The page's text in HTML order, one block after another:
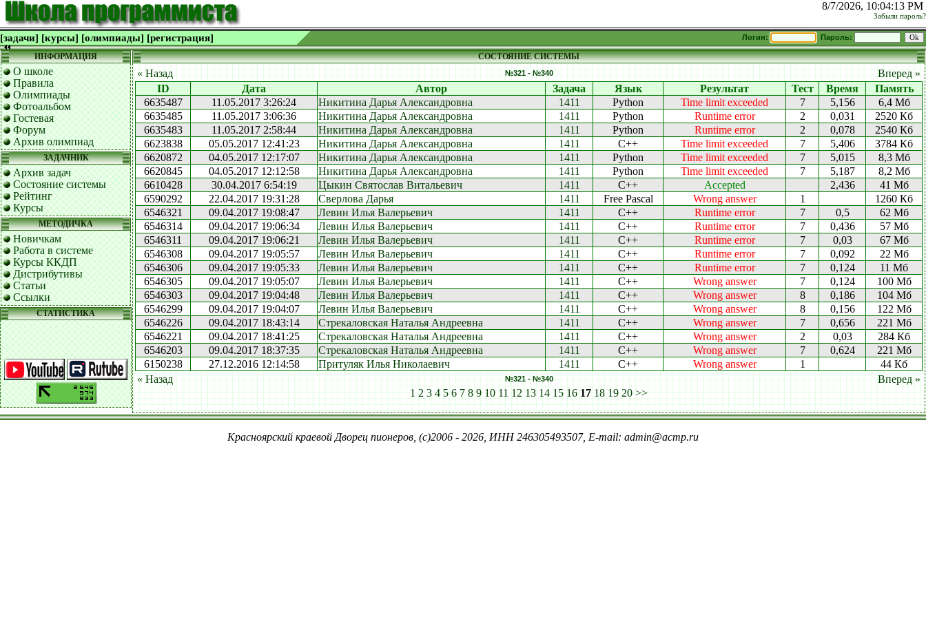
8/7/2026, 10:04:13 PM
Забыли пароль?
[задачи] [курсы] [олимпиады] [регистрация] Логин: Пароль:
ИНФОРМАЦИЯ
О школе
Правила
Олимпиады
Фотоальбом
Гостевая
Форум
Архив олимпиад
ЗАДАЧНИК
Архив задач
Состояние системы
Рейтинг
Курсы
МЕТОДИЧКА
Новичкам
Работа в системе
Курсы ККДП
Дистрибутивы
Статьи
Ссылки
СТАТИСТИКА
СОСТОЯНИЕ СИСТЕМЫ
« Назад №321 - №340
Вперед »
ID
Дата Автор Задача Язык Результат Тест Время
Память
6635487
11.05.2017 3:26:24 Никитина Дарья Александровна 1411 Python Time limit exceeded 7 5,156
6,4 Мб
6635485
11.05.2017 3:06:36 Никитина Дарья Александровна 1411 Python Runtime error 2 0,031
2520 Кб
6635483
11.05.2017 2:58:44 Никитина Дарья Александровна 1411 Python Runtime error 2 0,078
2540 Кб
6623838
05.05.2017 12:41:23 Никитина Дарья Александровна 1411 C++ Time limit exceeded 7 5,406
3784 Кб
6620872
04.05.2017 12:17:07 Никитина Дарья Александровна 1411 Python Time limit exceeded 7 5,015
8,3 Мб
6620845
04.05.2017 12:12:58 Никитина Дарья Александровна 1411 Python Time limit exceeded 7 5,187
8,2 Мб
6610428
30.04.2017 6:54:19 Цыкин Святослав Витальевич 1411 C++ Accepted 2,436
41 Мб
6590292
22.04.2017 19:31:28 Сверлова Дарья 1411 Free Pascal Wrong answer 1
1260 Кб
6546321
09.04.2017 19:08:47 Левин Илья Валерьевич 1411 C++ Runtime error 7 0,5
62 Мб
6546314
09.04.2017 19:06:34 Левин Илья Валерьевич 1411 C++ Runtime error 7 0,436
57 Мб
6546311
09.04.2017 19:06:21 Левин Илья Валерьевич 1411 C++ Runtime error 7 0,03
67 Мб
6546308
09.04.2017 19:05:57 Левин Илья Валерьевич 1411 C++ Runtime error 7 0,092
22 Мб
6546306
09.04.2017 19:05:33 Левин Илья Валерьевич 1411 C++ Runtime error 7 0,124
11 Мб
6546305
09.04.2017 19:05:07 Левин Илья Валерьевич 1411 C++ Wrong answer 7 0,124
100 Мб
6546303
09.04.2017 19:04:48 Левин Илья Валерьевич 1411 C++ Wrong answer 8 0,186
104 Мб
6546299
09.04.2017 19:04:07 Левин Илья Валерьевич 1411 C++ Wrong answer 8 0,156
122 Мб
6546226
09.04.2017 18:43:14 Стрекаловская Наталья Андреевна 1411 C++ Wrong answer 7 0,656
221 Мб
6546221
09.04.2017 18:41:25 Стрекаловская Наталья Андреевна 1411 C++ Wrong answer 2 0,03
284 Кб
6546203
09.04.2017 18:37:35 Стрекаловская Наталья Андреевна 1411 C++ Wrong answer 7 0,624
221 Мб
6150238
27.12.2016 12:14:58 Притуляк Илья Николаевич 1411 C++ Wrong answer 1
44 Кб
« Назад
№321 - №340
Вперед »
1 2 3 4 5 6 7 8 9 10 11 12 13 14 15 16 17 18 19 20 >>
Красноярский краевой Дворец пионеров, (c)2006 - 2026, ИНН 246305493507, E-mail: admin@acmp.ru